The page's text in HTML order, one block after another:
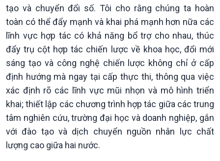
tạo và chuyển đổi số. Tôi cho rằng chúng ta hoàn
toàn có thể đẩy mạnh và khai phá mạnh hơn nữa các
lĩnh vực hợp tác có khả năng bổ trợ cho nhau, thúc
đẩy trụ cột hợp tác chiến lược về khoa học, đổi mới
sáng tạo và công nghệ chiến lược không chỉ ở cấp
định hướng mà ngay tại cấp thực thi, thông qua việc
xác định rõ các lĩnh vực mũi nhọn và mô hình triển
khai; thiết lập các chương trình hợp tác giữa các trung
tâm nghiên cứu, trường đại học và doanh nghiệp, gắn
với đào tạo và dịch chuyển nguồn nhân lực chất
lượng cao giữa hai nước.